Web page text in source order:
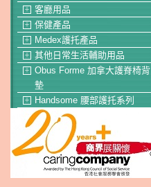
＋ 客廳用品
＋ 保健產品
＋ Medex護托產品
＋ 其他日常生活輔助用品
＋
Obus Forme 加拿大護脊椅背
墊
＋ Handsome 腰部護托系列